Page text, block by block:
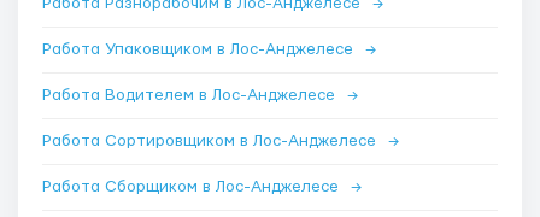
Работа Разнорабочим в Лос-Анджелесе →
Работа Упаковщиком в Лос-Анджелесе →
Работа Водителем в Лос-Анджелесе →
Работа Сортировщиком в Лос-Анджелесе →
Работа Сборщиком в Лос-Анджелесе →